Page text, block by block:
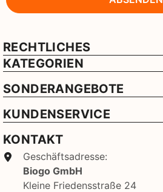
RECHTLICHES
KATEGORIEN
SONDERANGEBOTE
KUNDENSERVICE
KONTAKT
Geschäftsadresse:
Biogo GmbH
Kleine Friedensstraße 24